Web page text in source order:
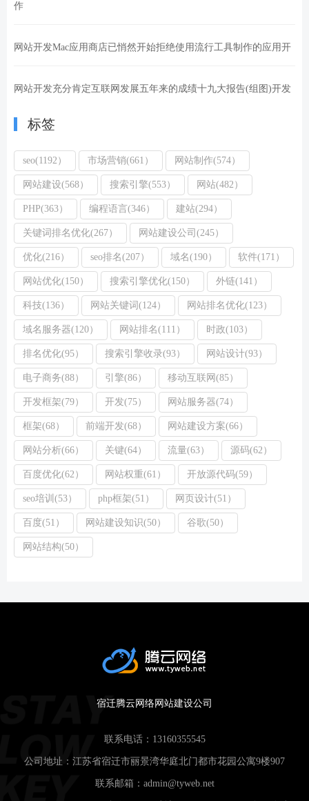
作
网站开发Mac应用商店已悄然开始拒绝使用流行工具制作的应用开
网站开发充分肯定互联网发展五年来的成绩十九大报告(组图)开发
标签
seo(1192） 市场营销(661） 网站制作(574）
网站建设(568） 搜索引擎(553） 网站(482）
PHP(363） 编程语言(346） 建站(294）
关键词排名优化(267） 网站建设公司(245）
优化(216） seo排名(207） 域名(190） 软件(171）
网站优化(150） 搜索引擎优化(150） 外链(141）
科技(136） 网站关键词(124） 网站排名优化(123）
域名服务器(120） 网站排名(111） 时政(103）
排名优化(95） 搜索引擎收录(93） 网站设计(93）
电子商务(88） 引擎(86） 移动互联网(85）
开发框架(79） 开发(75） 网站服务器(74）
框架(68） 前端开发(68） 网站建设方案(66）
网站分析(66） 关键(64） 流量(63） 源码(62）
百度优化(62） 网站权重(61） 开放源代码(59）
seo培训(53） php框架(51） 网页设计(51）
百度(51） 网站建设知识(50） 谷歌(50）
网站结构(50）
宿迁腾云网络网站建设公司
联系电话： 13160355545
公司地址：江苏省宿迁市丽景湾华庭北门都市花园公寓9楼907
联系邮箱： admin@tyweb.net